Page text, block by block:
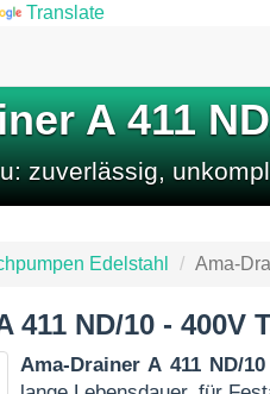
Translate
A 411
zuverlässig,
Edelstahl Ama-
411 ND/10 - 400V
Ama-Drainer A 411 ND/10